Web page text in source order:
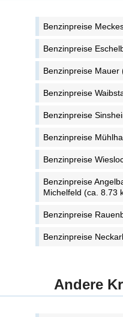
Benzinpreise
Benzinpreise
Benzinpreise Mauer
Benzinpreise
Benzinpreise
Benzinpreise
Benzinpreise
Benzinpreise
Michelfeld (ca. 8.73
Benzinpreise
Benzinpreise
Andere